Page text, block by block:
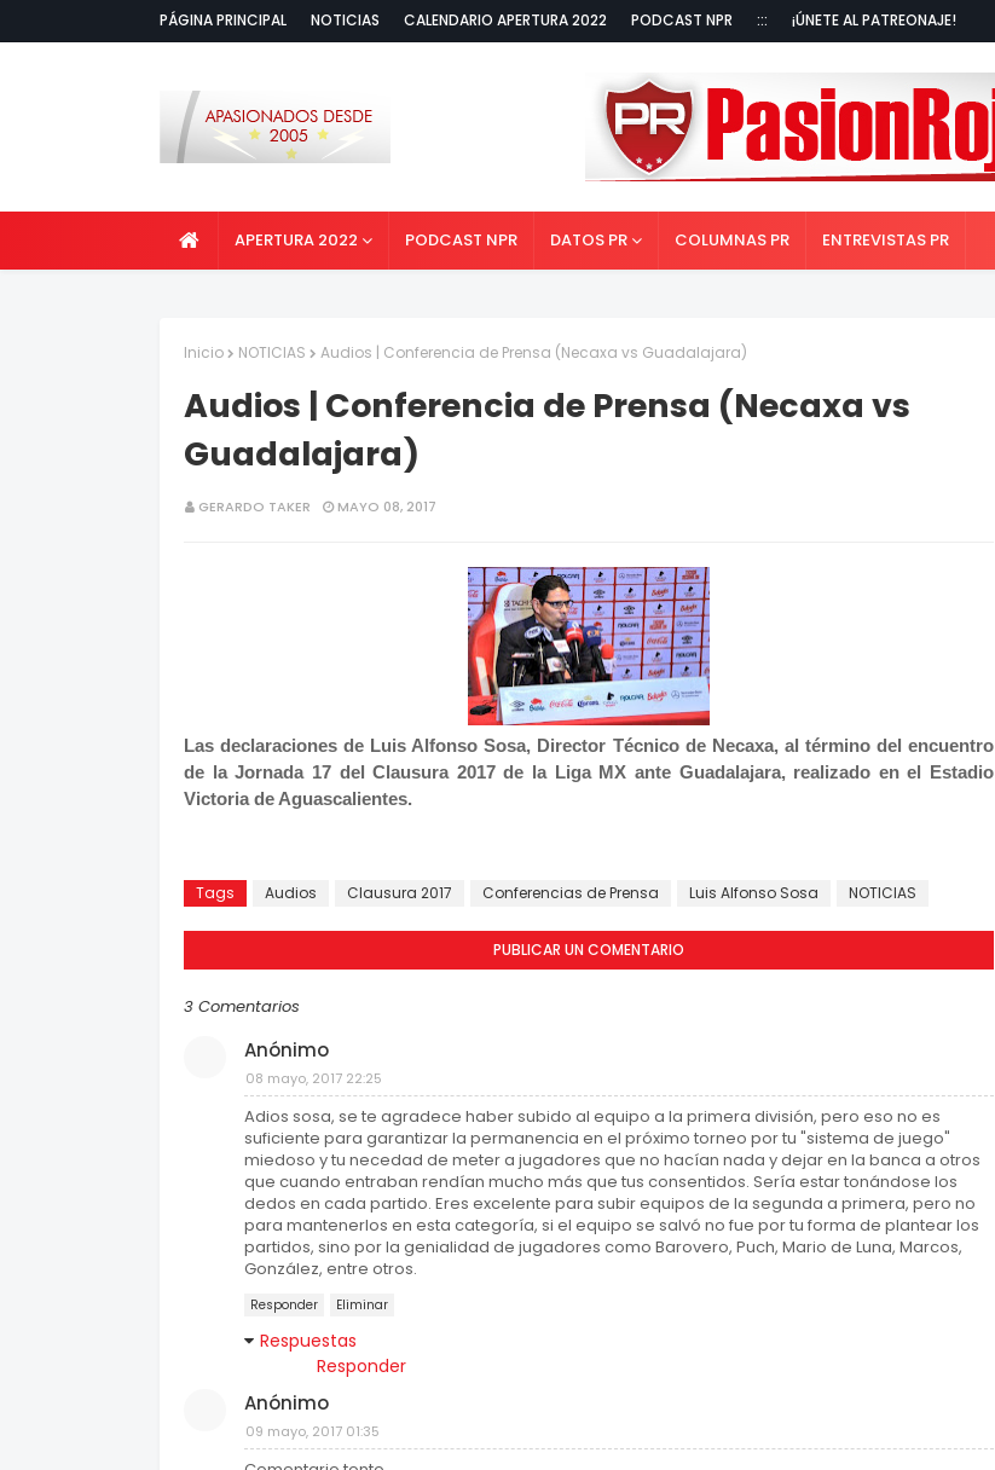
PÁGINA PRINCIPAL NOTICIAS CALENDARIO APERTURA 2022 PODCAST NPR ::: ¡ÚNETE AL PATREONAJE!
APERTURA 2022 PODCAST NPR DATOS PR COLUMNAS PR ENTREVISTAS PR
Inicio NOTICIAS Audios | Conferencia de Prensa (Necaxa vs Guadalajara)
Audios | Conferencia de Prensa (Necaxa vs
Guadalajara)
GERARDO TAKER MAYO 08, 2017
Las declaraciones de Luis Alfonso Sosa, Director Técnico de Necaxa, al término del encuentro
de la Jornada 17 del Clausura 2017 de la Liga MX ante Guadalajara, realizado en el Estadio
Victoria de Aguascalientes.
Tags Audios Clausura 2017 Conferencias de Prensa Luis Alfonso Sosa NOTICIAS
PUBLICAR UN COMENTARIO
3 Comentarios
Anónimo
08 mayo, 2017 22:25
Adios sosa, se te agradece haber subido al equipo a la primera división, pero eso no es
suficiente para garantizar la permanencia en el próximo torneo por tu "sistema de juego"
miedoso y tu necedad de meter a jugadores que no hacían nada y dejar en la banca a otros
que cuando entraban rendían mucho más que tus consentidos. Sería estar tonándose los
dedos en cada partido. Eres excelente para subir equipos de la segunda a primera, pero no
para mantenerlos en esta categoría, si el equipo se salvó no fue por tu forma de plantear los
partidos, sino por la genialidad de jugadores como Barovero, Puch, Mario de Luna, Marcos,
González, entre otros.
Responder Eliminar
Respuestas
Responder
Anónimo
09 mayo, 2017 01:35